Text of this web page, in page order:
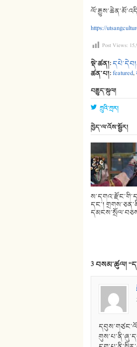
https://
Post Views:
སྡེ་ཚན།:དཔེ་དེབ།
ཚན་པ།:featured,
བརྒྱུད་སྐུལ།
ཀྲུའི་ཀྲར།
ཁྱེད་ལ་འོས་སྦྱོར།
དང་།
3 བསམ་ཚུལ། “